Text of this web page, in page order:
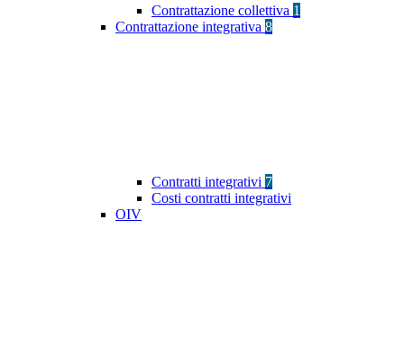
Contrattazione collettiva 1
Contrattazione integrativa 8
Contratti integrativi 7
Costi contratti integrativi
OIV